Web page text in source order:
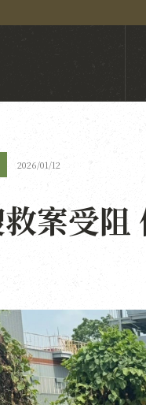
2026/01/12
案受阻